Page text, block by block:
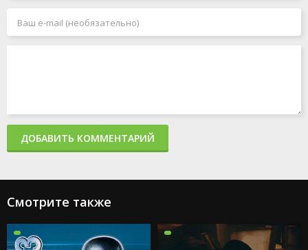
ДОБАВИТЬ КОММЕНТАРИЙ
Смотрите также